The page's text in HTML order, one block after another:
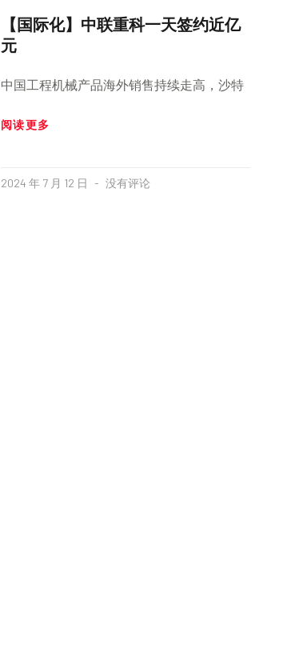
【国际化】中联重科一天签约近亿
元
中国工程机械产品海外销售持续走高，沙特
阅读更多
2024 年 7 月 12 日 没有评论